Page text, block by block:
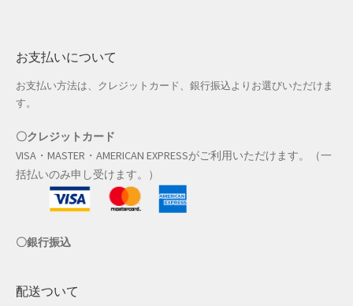
冬服ファッション特集
商品一覧
夏服ファッション特集
店舗一覧
店舗管理
成人の日特集
支払い
お支払いについて
お支払い方法は、クレジットカード、銀行振込よりお選びいただけま
す。
〇クレジットカード
VISA・MASTER・AMERICAN EXPRESSがご利用いただけます。（一
括払いのみ申し受けます。）
〇銀行振込
配送ついて